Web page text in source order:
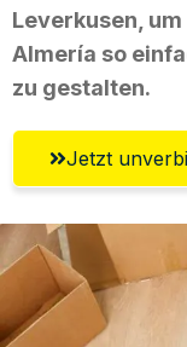
Leverkusen,
Almería so
zu gestalten.
Jetzt